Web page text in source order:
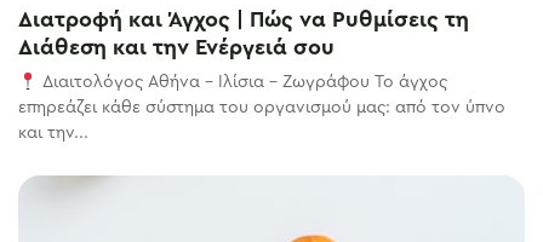
Διατροφή και Άγχος | Πώς να Ρυθμίσεις τη
Διάθεση και την Ενέργειά σου
Διαιτολόγος Αθήνα – Ιλίσια – Ζωγράφου Το άγχος
επηρεάζει κάθε σύστημα του οργανισμού μας: από τον ύπνο
και την...